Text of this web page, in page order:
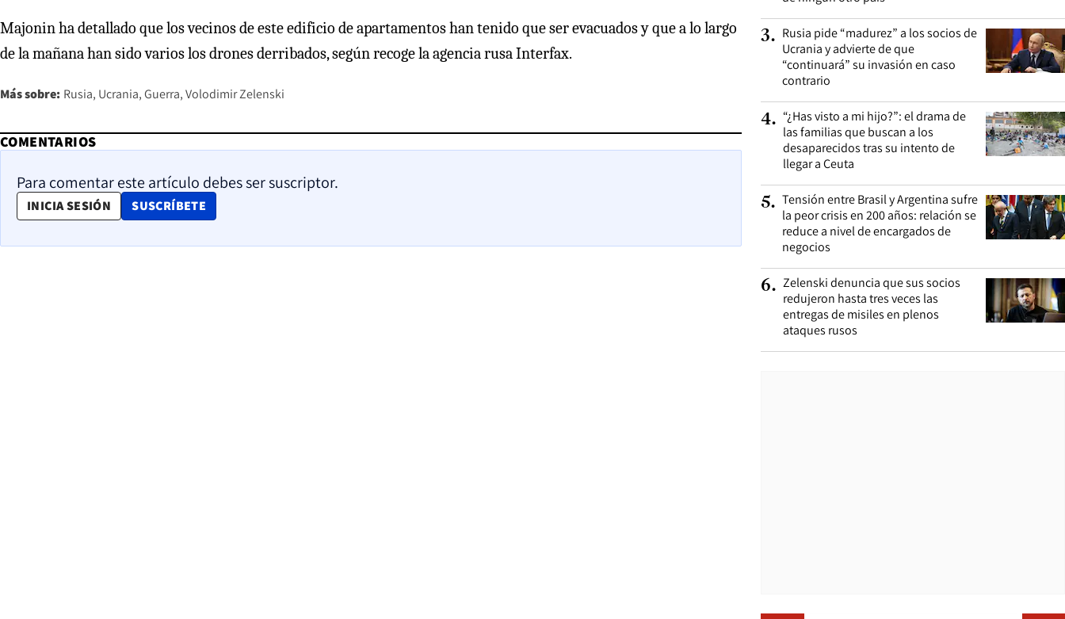
Majonin ha detallado que los vecinos de este edificio de apartamentos han tenido que ser evacuados y que a lo largo
de la mañana han sido varios los drones derribados, según recoge la agencia rusa Interfax.
Más sobre: Rusia Ucrania Guerra Volodimir Zelenski
COMENTARIOS
Para comentar este artículo debes ser suscriptor.
INICIA SESIÓN SUSCRÍBETE
OPENS IN NEW WINDOW
3. Rusia pide “madurez” a los socios de
Ucrania y advierte de que
“continuará” su invasión en caso
contrario
4. “¿Has visto a mi hijo?”: el drama de
las familias que buscan a los
desaparecidos tras su intento de
llegar a Ceuta
5. Tensión entre Brasil y Argentina sufre
la peor crisis en 200 años: relación se
reduce a nivel de encargados de
negocios
6. Zelenski denuncia que sus socios
redujeron hasta tres veces las
entregas de misiles en plenos
ataques rusos